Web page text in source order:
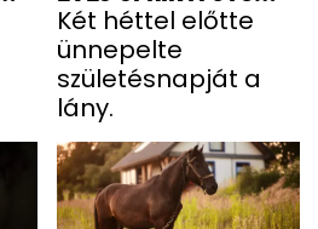
LÁNY
Két héttel előtte
ünnepelte
születésnapját a
lány.